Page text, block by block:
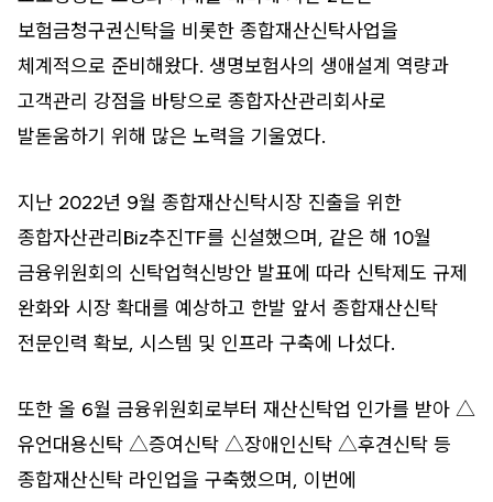
보험금청구권신탁을 비롯한 종합재산신탁사업을
체계적으로 준비해왔다. 생명보험사의 생애설계 역량과
고객관리 강점을 바탕으로 종합자산관리회사로
발돋움하기 위해 많은 노력을 기울였다.
지난 2022년 9월 종합재산신탁시장 진출을 위한
종합자산관리Biz추진TF를 신설했으며, 같은 해 10월
금융위원회의 신탁업혁신방안 발표에 따라 신탁제도 규제
완화와 시장 확대를 예상하고 한발 앞서 종합재산신탁
전문인력 확보, 시스템 및 인프라 구축에 나섰다.
또한 올 6월 금융위원회로부터 재산신탁업 인가를 받아 △
유언대용신탁 △증여신탁 △장애인신탁 △후견신탁 등
종합재산신탁 라인업을 구축했으며, 이번에